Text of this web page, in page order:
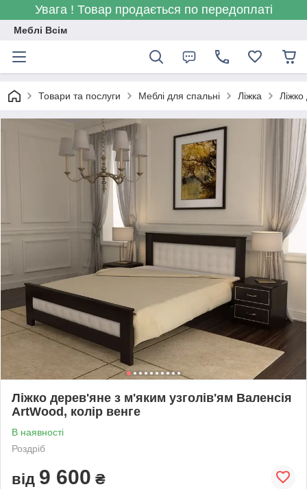
Увага ! Товар продається по передоплаті
Меблі Всім
Товари та послуги Меблі для спальні Ліжка
Ліжко дерев'яне з м'яким узголів'ям Валенсія
ArtWood, колір венге
В наявності
Роздріб
від 9 600 ₴